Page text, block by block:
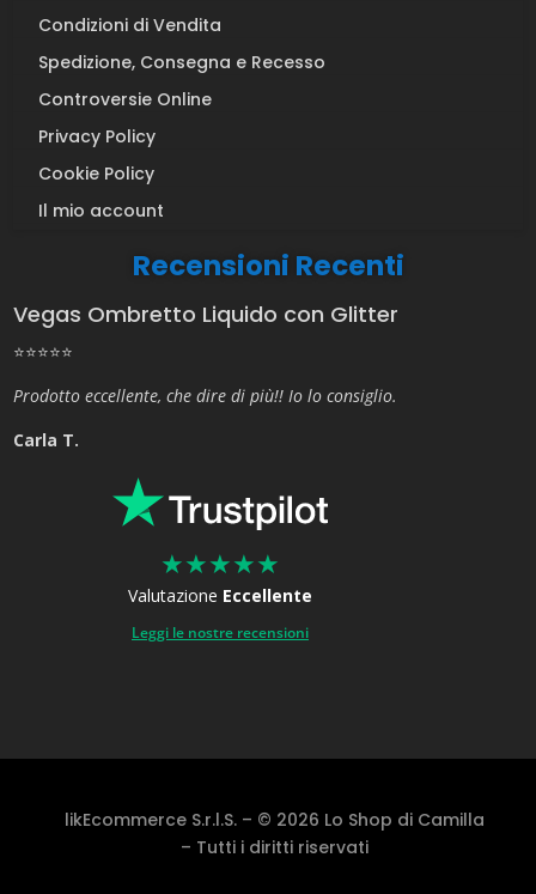
Condizioni di Vendita
Spedizione, Consegna e Recesso
Controversie Online
Privacy Policy
Cookie Policy
Il mio account
Recensioni Recenti
Vegas Ombretto Liquido con Glitter
⭐⭐⭐⭐⭐
Prodotto eccellente, che dire di più!! Io lo consiglio.
Carla T.
★★★★★
Valutazione Eccellente
Leggi le nostre recensioni
likEcommerce S.r.l.S. – © 2026 Lo Shop di Camilla
– Tutti i diritti riservati